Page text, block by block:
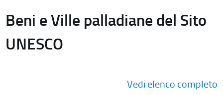
Beni e Ville palladiane del Sito
UNESCO
Vedi elenco completo